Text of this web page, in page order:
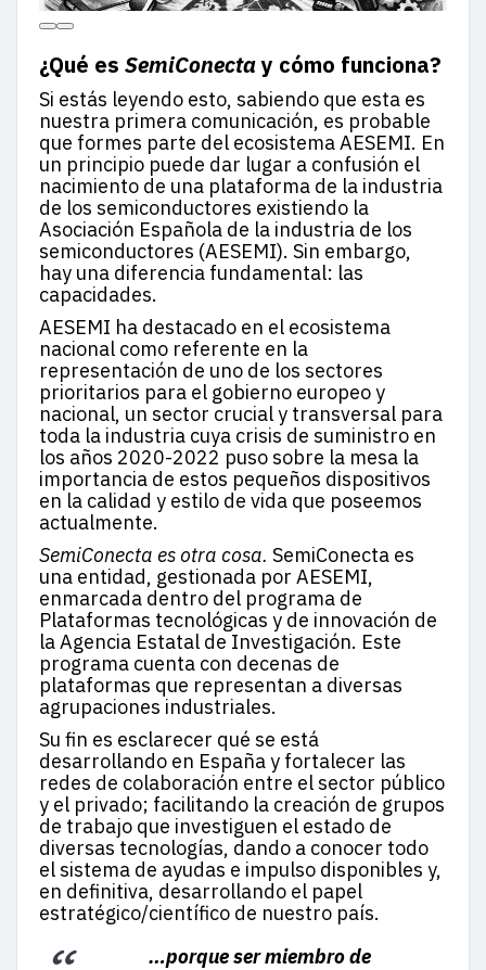
¿Qué es SemiConectay cómo funciona?
Si estás leyendo esto, sabiendo que esta es
nuestra primera comunicación, es probable
que formes parte del ecosistema AESEMI. En
un principio puede dar lugar a confusión el
nacimiento de una plataforma de la industria
de los semiconductores existiendo la
Asociación Española de la industria de los
semiconductores (AESEMI). Sin embargo,
hay una diferencia fundamental: las
capacidades.
AESEMI ha destacado en el ecosistema
nacional como referente en la
representación de uno de los sectores
prioritarios para el gobierno europeo y
nacional, un sector crucial y transversal para
toda la industria cuya crisis de suministro en
los años 2020-2022 puso sobre la mesa la
importancia de estos pequeños dispositivos
en la calidad y estilo de vida que poseemos
actualmente.
SemiConecta es otra cosa. SemiConecta es
una entidad, gestionada por AESEMI,
enmarcada dentro del programa de
Plataformas tecnológicas y de innovación de
la Agencia Estatal de Investigación. Este
programa cuenta con decenas de
plataformas que representan a diversas
agrupaciones industriales.
Su fin es esclarecer qué se está
desarrollando en España y fortalecer las
redes de colaboración entre el sector público
y el privado; facilitando la creación de grupos
de trabajo que investiguen el estado de
diversas tecnologías, dando a conocer todo
el sistema de ayudas e impulso disponibles y,
en definitiva, desarrollando el papel
estratégico/científico de nuestro país.
…porque ser miembro de